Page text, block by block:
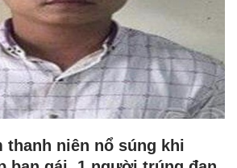
thanh niên nổ súng khi